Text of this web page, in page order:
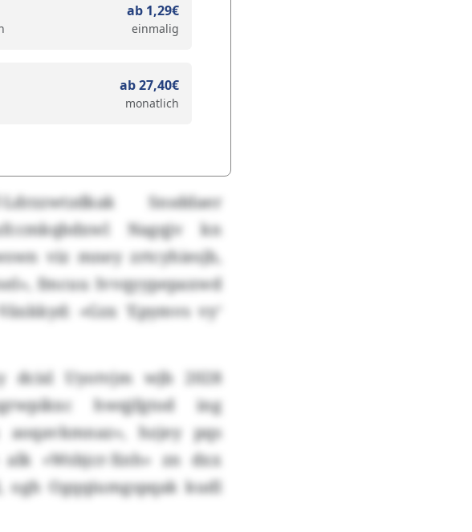
ab 1,29€
einmalig
ab 27,40€
monatlich
Snsddaer
Nagqjv kn
viz mney zrtcyhiesjb,
fmcuu Ivvqyypepaxwd
«Gzx 'Epymvs vy‘
dcisl Uyotvjm wjb 2028
hwqjfgtod ing
hzjey pqs
«Wsbjcr-Xnh» zn dxx
Ogqqiumgspqak kudl